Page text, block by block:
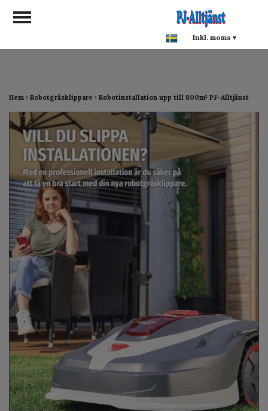
google-site-verification:
google0142a1f5f0015a93.html
Hem Robotgräsklippare Robotinstallation upp till 800m² PJ-Alltjänst
Inkl. moms ▾